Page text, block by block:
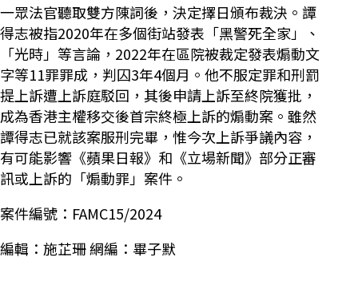
一眾法官聽取雙方陳詞後，決定擇日頒布裁決。譚
得志被指2020年在多個街站發表「黑警死全家」、
「光時」等言論，2022年在區院被裁定發表煽動文
字等11罪罪成，判囚3年4個月。他不服定罪和刑罰
提上訴遭上訴庭駁回，其後申請上訴至終院獲批，
成為香港主權移交後首宗終極上訴的煽動案。雖然
譚得志已就該案服刑完畢，惟今次上訴爭議內容，
有可能影響《蘋果日報》和《立場新聞》部分正審
訊或上訴的「煽動罪」案件。
案件編號：FAMC15/2024
編輯：施芷珊 網編：畢子默